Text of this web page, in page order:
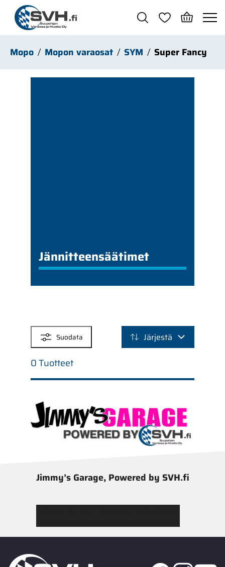
Siirry pääsisältöön
Mopo Mopon varaosat SYM Super Fancy
Jännitteensäätimet
Suodata Järjestä
0 Tuotteet
Jimmy’s Garage, Powered by SVH.fi